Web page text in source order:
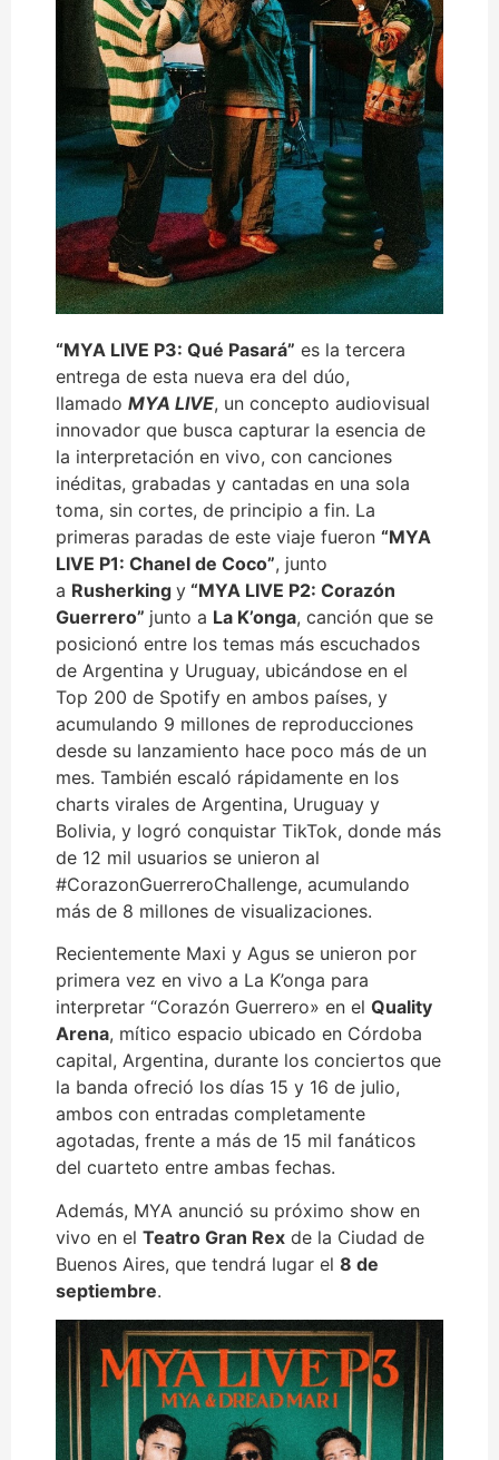
“MYA LIVE P3: Qué Pasará” es la tercera
entrega de esta nueva era del dúo,
llamado MYA LIVE, un concepto audiovisual
innovador que busca capturar la esencia de
la interpretación en vivo, con canciones
inéditas, grabadas y cantadas en una sola
toma, sin cortes, de principio a fin. La
primeras paradas de este viaje fueron “MYA
LIVE P1: Chanel de Coco”, junto
a Rusherking y “MYA LIVE P2: Corazón
Guerrero” junto a La K’onga, canción que se
posicionó entre los temas más escuchados
de Argentina y Uruguay, ubicándose en el
Top 200 de Spotify en ambos países, y
acumulando 9 millones de reproducciones
desde su lanzamiento hace poco más de un
mes. También escaló rápidamente en los
charts virales de Argentina, Uruguay y
Bolivia, y logró conquistar TikTok, donde más
de 12 mil usuarios se unieron al
#CorazonGuerreroChallenge, acumulando
más de 8 millones de visualizaciones.
Recientemente Maxi y Agus se unieron por
primera vez en vivo a La K’onga para
interpretar “Corazón Guerrero» en el Quality
Arena, mítico espacio ubicado en Córdoba
capital, Argentina, durante los conciertos que
la banda ofreció los días 15 y 16 de julio,
ambos con entradas completamente
agotadas, frente a más de 15 mil fanáticos
del cuarteto entre ambas fechas.
Además, MYA anunció su próximo show en
vivo en el Teatro Gran Rex de la Ciudad de
Buenos Aires, que tendrá lugar el 8 de
septiembre.